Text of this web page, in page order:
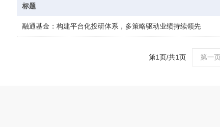
标题
融通基金：构建平台化投研体系，多策略驱动业绩持续领先
第1页/共1页 第一